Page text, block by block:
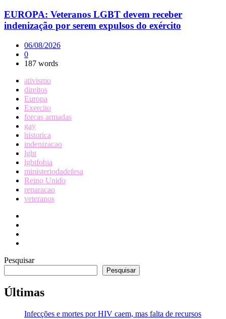
EUROPA: Veteranos LGBT devem receber
indenização por serem expulsos do exército
06/08/2026
0
187 words
ativismo
direitos
Europa
Exercito
forcas armadas
gay
historica
indenizacao
lgbt
lgbtfobia
ministeriodadefesa
Reino Unido
reparacao
veteranos
Pesquisar
Pesquisar
Últimas
Infecções e mortes por HIV caem, mas falta de recursos